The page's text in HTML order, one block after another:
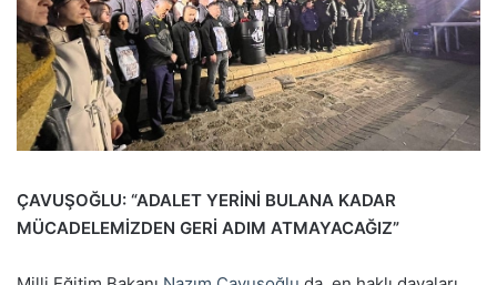
ÇAVUŞOĞLU: “ADALET YERİNİ BULANA KADAR
MÜCADELEMİZDEN GERİ ADIM ATMAYACAĞIZ”